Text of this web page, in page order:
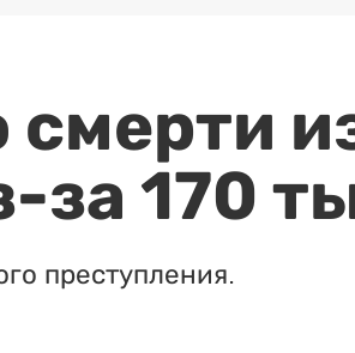
за 170
преступления.